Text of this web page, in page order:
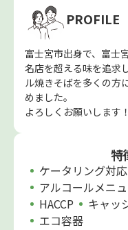
PROFILE
富士宮市出身で、富士
名店を超える味を追求
ル焼きそばを多くの方
めました。
よろしくお願いします！
特
ケータリング対応
アルコールメニ
HACCP
キャッ
エコ容器